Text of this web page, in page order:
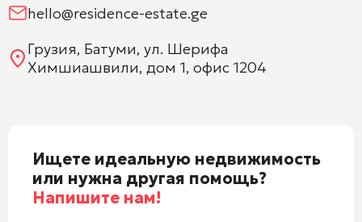
hello@residence-estate.ge
Грузия, Батуми, ул. Шерифа
Химшиашвили, дом 1, офис 1204
Ищете идеальную недвижимость
или нужна другая помощь?
Напишите нам!